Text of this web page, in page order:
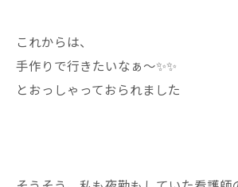
これからは、
手作りで行きたいなぁ〜✨✨
とおっしゃっておられました